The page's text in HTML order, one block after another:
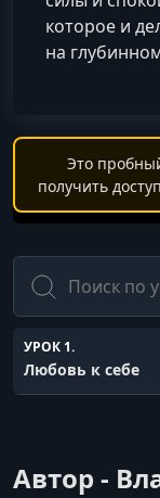
которое и
на
Это
получить
Поиск
УРОК 1.
Любовь к себе
Автор -